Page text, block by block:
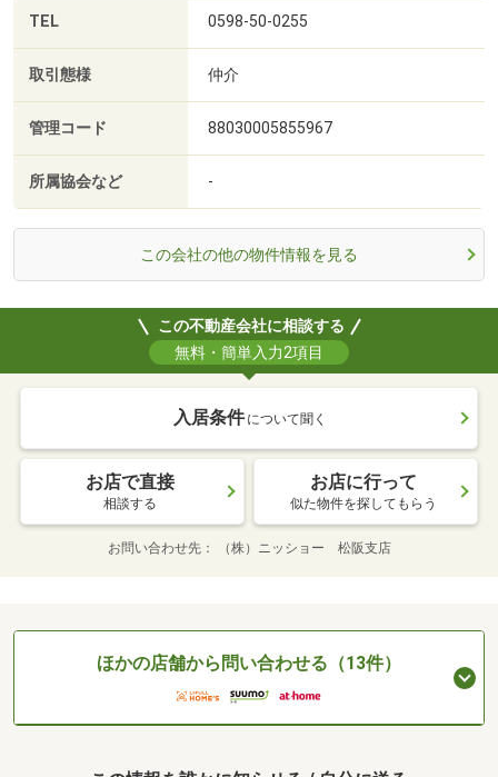
TEL 0598-50-0255
取引態様 仲介
管理コード 88030005855967
所属協会など -
この会社の他の物件情報を見る
この不動産会社に相談する
無料・簡単入力2項目
入居条件 について聞く
お店で直接
相談する
お店に行って
似た物件を探してもらう
お問い合わせ先 （株）ニッショー 松阪支店
ほかの店舗から問い合わせる（13件）